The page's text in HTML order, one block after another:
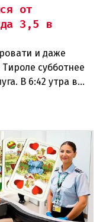
от
3,5 в
и даже
субботнее
В 6:42 утра в